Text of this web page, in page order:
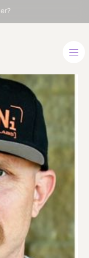
Mick
y CEO de Not
Labs
ESTADOS UNIDOS
CALIFORNIA